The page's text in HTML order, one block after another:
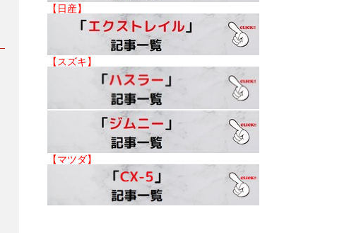
【日産】
【スズキ】
【マツダ】